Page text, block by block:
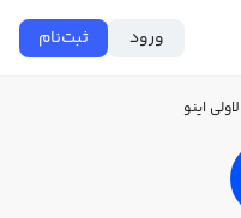
ورود ثبت‌نام
اینو